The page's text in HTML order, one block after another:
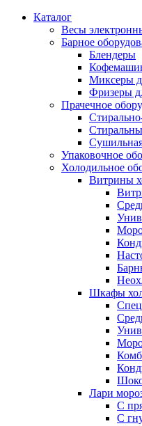
Каталог
Весы
Барное
Блендеры
Миксеры
Фризеры
Прачечное
Упаковочное
Холодильное
Витрины
Шкафы
Лари
С
С